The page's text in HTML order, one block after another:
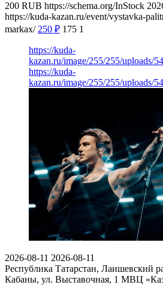
200 RUB https://schema.org/InStock
https://kuda-kazan.ru/event/vystavka-
markax/ 250 ₽ 175 1
https://kuda-
kazan.ru/image/255/255/uploads/
https://kuda-
kazan.ru/image/255/255/uploads/
2026-08-11 2026-08-11
Республика Татарстан, Лаишевский
Кабаны, ул. Выставочная, 1 МВЦ